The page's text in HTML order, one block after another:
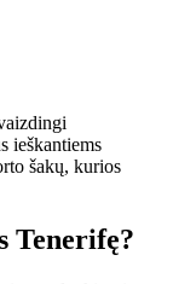
ieškantiems
šakų, kurios
Tenerifę?